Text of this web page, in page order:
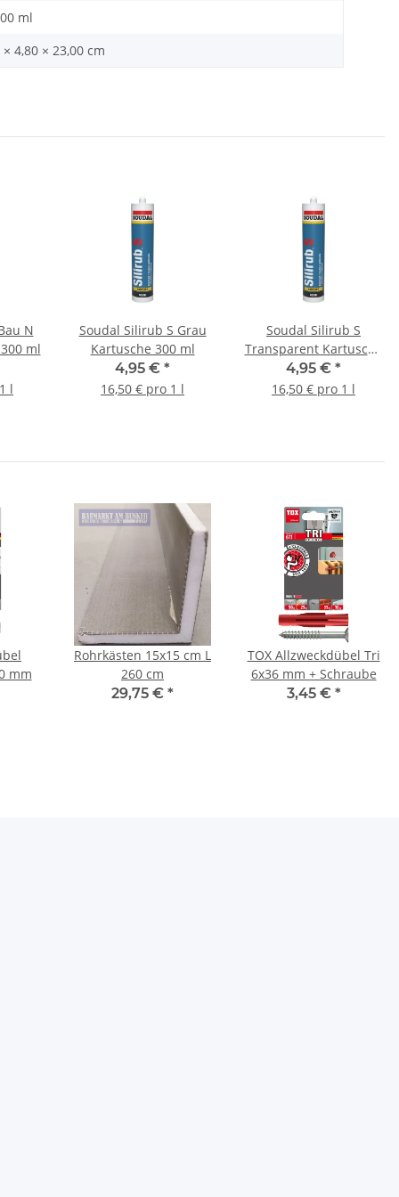
ml
× 4,80 × 23,00 cm
N
ml
l
Soudal Silirub S Grau
Kartusche 300 ml
4,95 € *
16,50 € pro 1 l
Soudal Silirub S
Transparent Kartusche
300 ml
4,95 € *
16,50 € pro 1 l
mm
Rohrkästen 15x15 cm L
260 cm
29,75 € *
TOX Allzweckdübel Tri
6x36 mm + Schraube
3,45 € *